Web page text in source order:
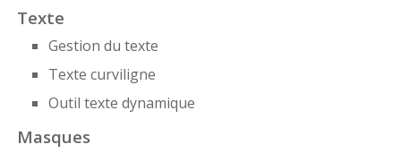
Texte
Gestion du texte
Texte curviligne
Outil texte dynamique
Masques